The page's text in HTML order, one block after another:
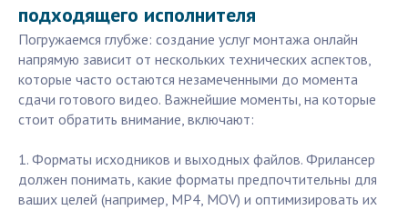
подходящего исполнителя
Погружаемся глубже: создание услуг монтажа онлайн
напрямую зависит от нескольких технических аспектов,
которые часто остаются незамеченными до момента
сдачи готового видео. Важнейшие моменты, на которые
стоит обратить внимание, включают:
1. Форматы исходников и выходных файлов. Фрилансер
должен понимать, какие форматы предпочтительны для
ваших целей (например, MP4, MOV) и оптимизировать их